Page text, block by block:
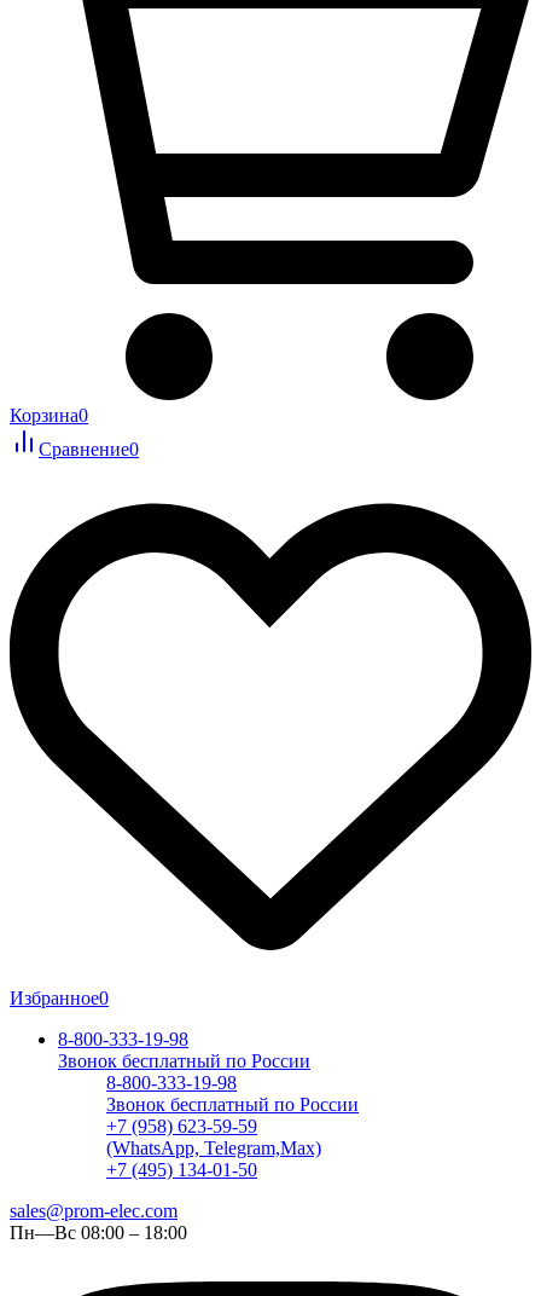
Корзина0
Сравнение0
Избранное0
8-800-333-19-98
Звонок бесплатный по России
8-800-333-19-98
Звонок бесплатный по России
+7 (958) 623-59-59
(WhatsApp, Telegram,Max)
+7 (495) 134-01-50
sales@prom-elec.com
Пн—Вс 08:00 – 18:00